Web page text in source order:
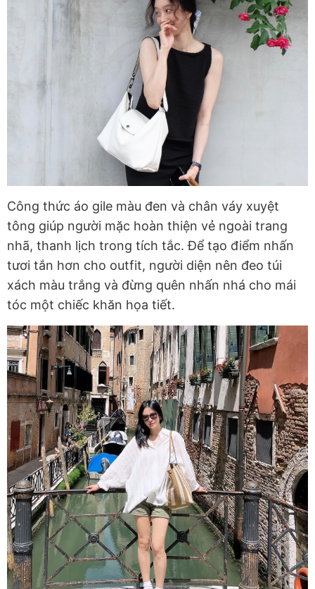
Công thức áo gile màu đen và chân váy xuyệt
tông giúp người mặc hoàn thiện vẻ ngoài trang
nhã, thanh lịch trong tích tắc. Để tạo điểm nhấn
tươi tắn hơn cho outfit, người diện nên đeo túi
xách màu trắng và đừng quên nhấn nhá cho mái
tóc một chiếc khăn họa tiết.